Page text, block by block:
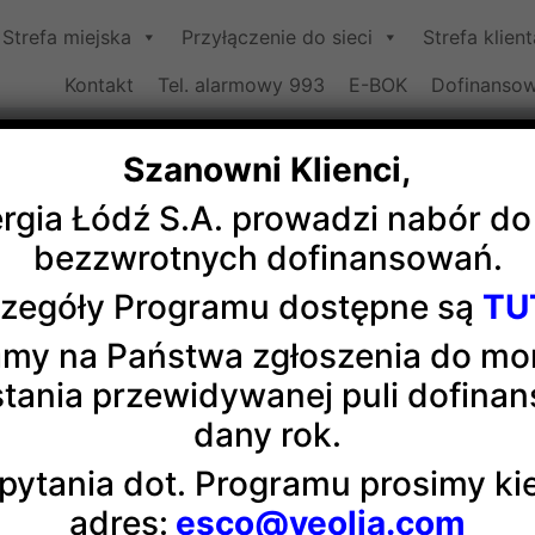
Strefa miejska Przyłączenie do sieci Strefa
Kontakt
Tel. alarmowy 993 E-BOK
konkursie „Pracodawca
Edukację”
Łódzkich Łabędzi w konkursie Prezydenta
nam się wygrać statuetki (zdobyliśmy ją dwa lata temu),
docenione.
Szanowni Klienci,
Łódź S.A. prowadzi nabór
bezzwrotnych dofinansowań.
Programu dostępne są
na Państwa zgłoszenia do
przewidywanej puli
dany rok.
dot. Programu prosimy
adres: esco@veolia.com